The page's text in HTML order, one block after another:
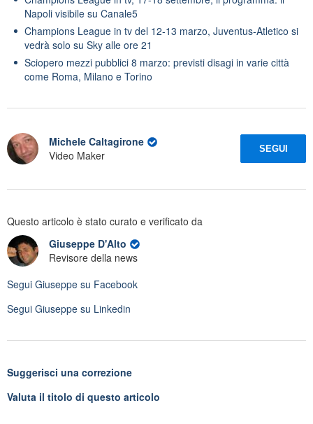
Napoli visibile su Canale5
Champions League in tv del 12-13 marzo, Juventus-Atletico si
vedrà solo su Sky alle ore 21
Sciopero mezzi pubblici 8 marzo: previsti disagi in varie città
come Roma, Milano e Torino
Michele Caltagirone
Video Maker
SEGUI
Questo articolo è stato curato e verificato da
Giuseppe D'Alto
Revisore della news
Segui Giuseppe su Facebook
Segui Giuseppe su Linkedin
Suggerisci una correzione
Valuta il titolo di questo articolo